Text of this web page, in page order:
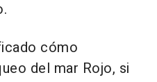
cómo
del mar Rojo, si